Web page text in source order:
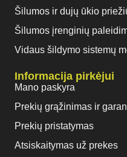
Šilumos ir dujų ūkio
Šilumos įrenginių
Vidaus šildymo sistemų
Informacija pirkėjui
Mano paskyra
Prekių grąžinimas ir
Prekių pristatymas
Atsiskaitymas už prekes